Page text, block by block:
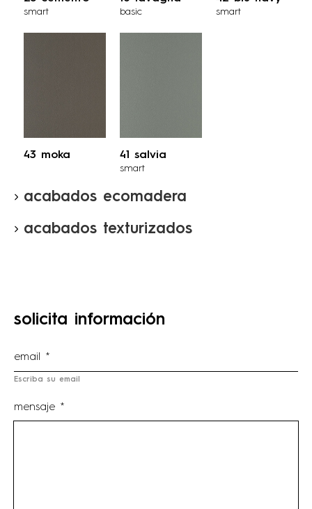
smart basic smart
43 moka 41 salvia
smart
acabados ecomadera
acabados texturizados
solicita información
Escriba su email
mensaje *